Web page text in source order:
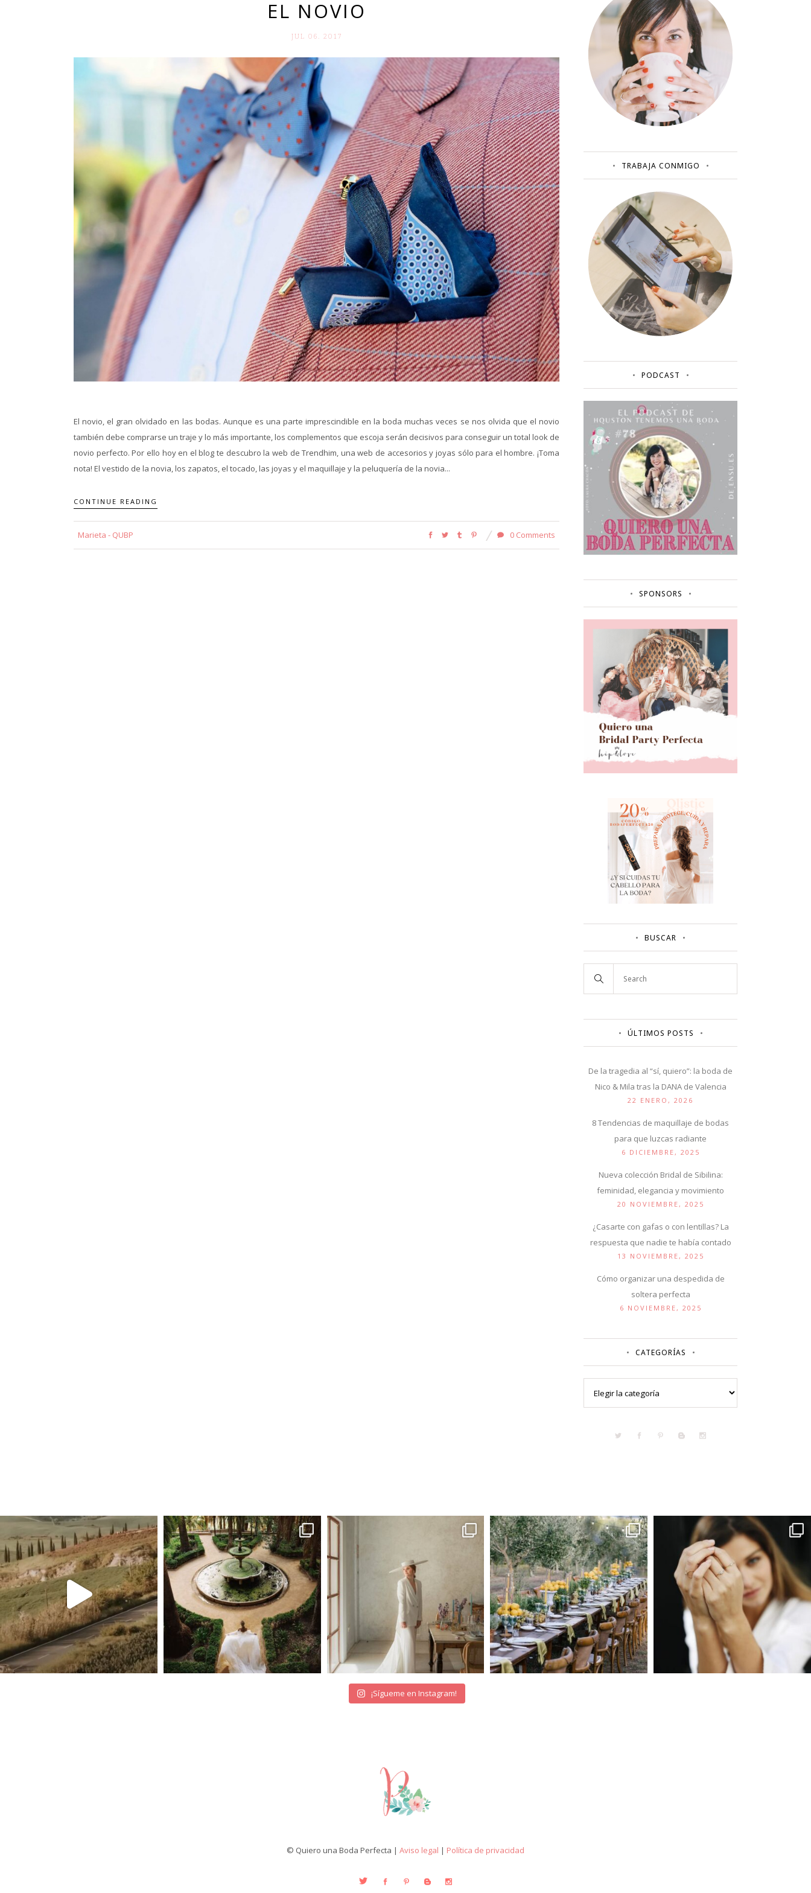
EL NOVIO
JUL 06. 2017
El novio, el gran olvidado en las bodas. Aunque es una parte imprescindible en la boda muchas veces se nos olvida que el novio
también debe comprarse un traje y lo más importante, los complementos que escoja serán decisivos para conseguir un total look de
novio perfecto. Por ello hoy en el blog te descubro la web de Trendhim, una web de accesorios y joyas sólo para el hombre. ¡Toma
nota! El vestido de la novia, los zapatos, el tocado, las joyas y el maquillaje y la peluquería de la novia...
CONTINUE READING
Marieta - QUBP 0 Comments
TRABAJA CONMIGO
PODCAST
SPONSORS
BUSCAR
ÚLTIMOS POSTS
De la tragedia al “sí, quiero”: la boda de
Nico & Mila tras la DANA de Valencia
22 ENERO, 2026
8 Tendencias de maquillaje de bodas
para que luzcas radiante
6 DICIEMBRE, 2025
Nueva colección Bridal de Sibilina:
feminidad, elegancia y movimiento
20 NOVIEMBRE, 2025
¿Casarte con gafas o con lentillas? La
respuesta que nadie te había contado
13 NOVIEMBRE, 2025
Cómo organizar una despedida de
soltera perfecta
6 NOVIEMBRE, 2025
CATEGORÍAS
¡Sígueme en Instagram!
© Quiero una Boda Perfecta | Aviso legal | Política de privacidad